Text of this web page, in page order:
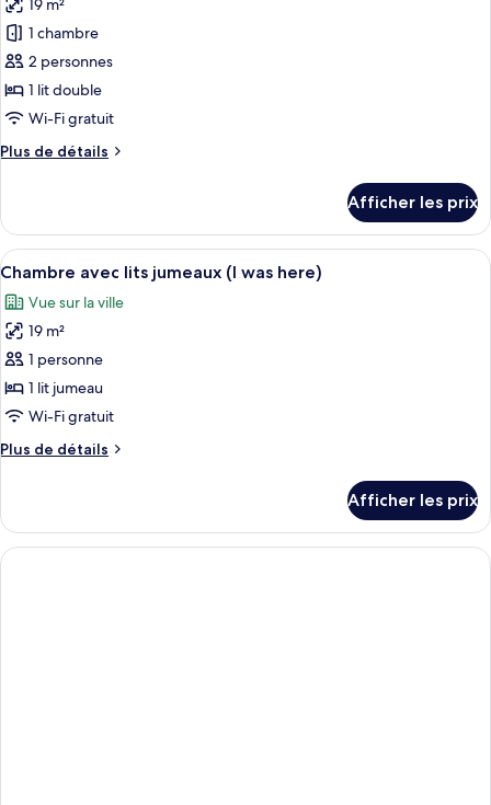
Happen,
Extra
bed)
(Make
it
Happen,
Extra
bed)
photos
pour
ce
type
de
chambre :
Chambre
was
here)
1 chambre
2 personnes
1 lit double
Wi-Fi gratuit
Plus de détails
Plus
Chambre
double
(I
here)
Afficher les prix
Afficher
toutes
les
photos
pour
ce
type
chambre :
lits
jumeaux
Une chambre à coucher avec un
6
Chambre avec lits jumeaux (I was here)
Vue sur la ville
19 m²
1 personne
1 lit jumeau
Wi-Fi gratuit
Plus de détails
Plus
Chambre
avec
lits
Afficher les prix